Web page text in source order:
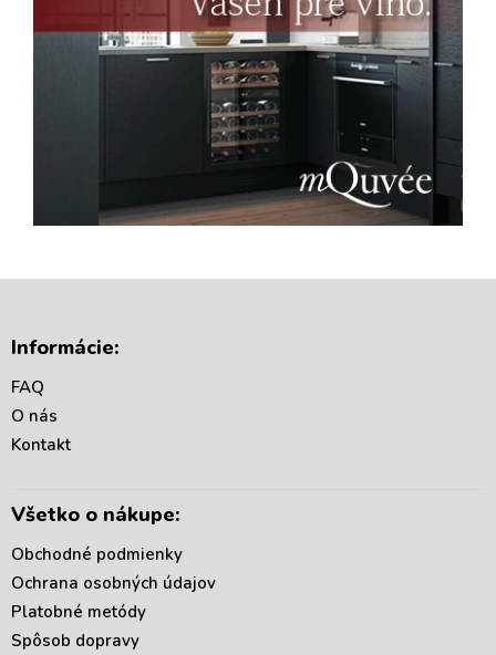
Informácie:
FAQ
O nás
Kontakt
Všetko o nákupe:
Obchodné podmienky
Ochrana osobných údajov
Platobné metódy
Spôsob dopravy